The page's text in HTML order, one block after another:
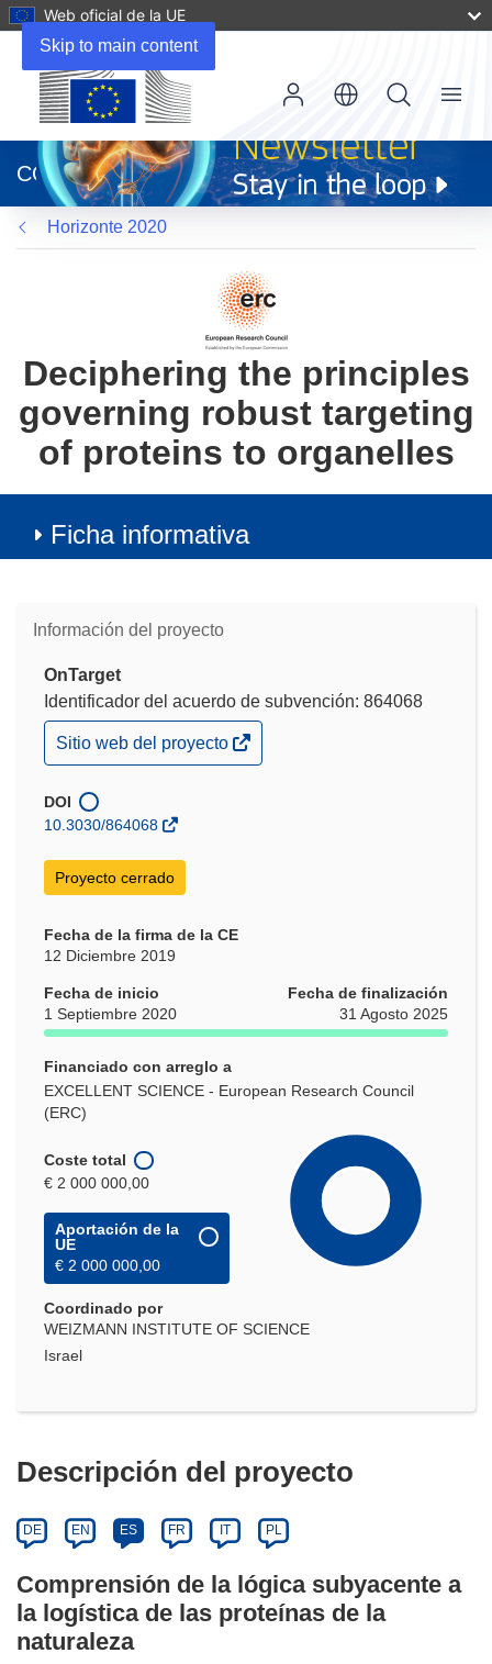
Skip to main content
Web oficial de la UE
abrirá
en
una
nueva
ventana)
CORDIS
Menu
Horizonte 2020
Deciphering the principles
governing robust targeting
of proteins to organelles
Ficha informativa
Información del proyecto
OnTarget
Identificador del acuerdo de subvención: 864068
(se
abrirá
una
nueva
Sitio web del proyecto
DOI
10.3030/864068
Proyecto cerrado
Fecha de la firma de la CE
12 Diciembre 2019
Fecha de inicio
1 Septiembre 2020
Fecha de finalización
31 Agosto 2025
Financiado con arreglo a
EXCELLENT SCIENCE - European Research Council
(ERC)
Coste total
€ 2 000 000,00
Aportación de la
UE
€ 2 000 000,00
Coordinado por
WEIZMANN INSTITUTE OF SCIENCE
Israel
Descripción del proyecto
DE EN ES FR IT PL
Comprensión de la lógica subyacente a
la logística de las proteínas de la
naturaleza